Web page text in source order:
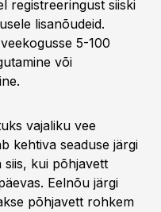
registreeringust siiski
lisanõudeid.
5-100
või
vajaliku vee
kehtiva seaduse järgi
kui põhjavett
Eelnõu järgi
põhjavett rohkem